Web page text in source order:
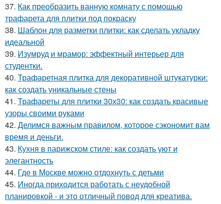
37. Как преобразить ванную комнату с помощью
трафарета для плитки под покраску
38. Шаблон для разметки плитки: как сделать укладку
идеальной
39. Изумруд и мрамор: эффектный интерьер для
студентки.
40. Трафаретная плитка для декоративной штукатурки:
как создать уникальные стены
41. Трафареты для плитки 30х30: как создать красивые
узоры своими руками
42. Делимся важным правилом, которое сэкономит вам
время и деньги.
43. Кухня в парижском стиле: как создать уют и
элегантность
44. Где в Москве можно отдохнуть с детьми
45. Иногда приходится работать с неудобной
планировкой - и это отличный повод для креатива.